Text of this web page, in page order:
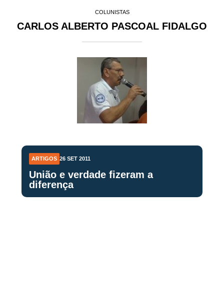
COLUNISTAS
CARLOS ALBERTO PASCOAL FIDALGO
ARTIGOS 26 SET 2011
União e verdade fizeram a
diferença